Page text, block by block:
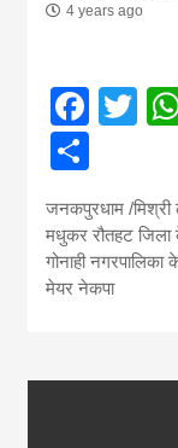
4 years ago
जनकपुरधाम /मिश्री
मधुकर रौतहट जिला
गोनाही नगरपालिका
मेयर नेकपा